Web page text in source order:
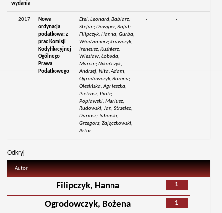
wydania
2017
Nowa
ordynacja
podatkowa: z
prac Komisji
Kodyfikacyjnej
Ogólnego
Prawa
Podatkowego
Etel, Leonard; Babiarz,
Stefan; Dowgier, Rafał;
Filipczyk, Hanna; Gurba,
Włodzimierz; Krawczyk,
Ireneusz; Kuśnierz,
Wiesław; Łoboda,
Marcin; Nikończyk,
Andrzej; Nita, Adam;
Ogrodowczyk, Bożena;
Olesińska, Agnieszka;
Pietrasz, Piotr;
Popławski, Mariusz;
Rudowski, Jan; Strzelec,
Dariusz; Taborski,
Grzegorz; Zajączkowski,
Artur
- -
Odkryj
Autor
1
Filipczyk, Hanna
1
Ogrodowczyk, Bożena